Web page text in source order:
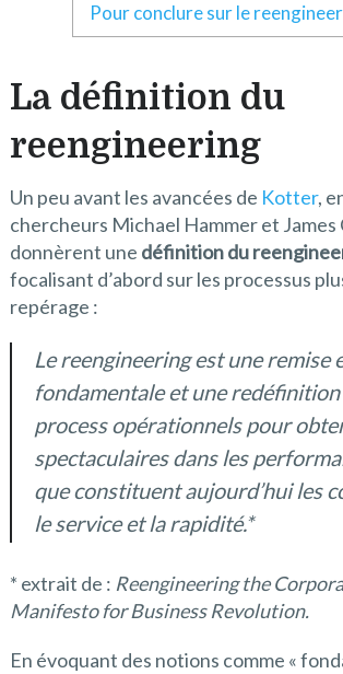
Pour conclure sur le
La définition du
reengineering
Un peu avant les avancées de Kotter,
chercheurs Michael Hammer et James
donnèrent une définition du
focalisant d’abord sur les processus
repérage :
Le reengineering est une remise
fondamentale et une
process opérationnels pour
spectaculaires dans les
que constituent aujourd’hui les
le service et la rapidité.*
* extrait de : Reengineering the
Manifesto for Business Revolution.
En évoquant des notions comme «